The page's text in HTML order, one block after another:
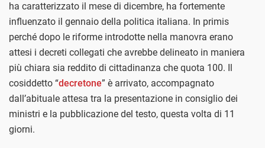
ha caratterizzato il mese di dicembre, ha fortemente
influenzato il gennaio della politica italiana. In primis
perché dopo le riforme introdotte nella manovra erano
attesi i decreti collegati che avrebbe delineato in maniera
più chiara sia reddito di cittadinanza che quota 100. Il
cosiddetto “decretone” è arrivato, accompagnato
dall’abituale attesa tra la presentazione in consiglio dei
ministri e la pubblicazione del testo, questa volta di 11
giorni.